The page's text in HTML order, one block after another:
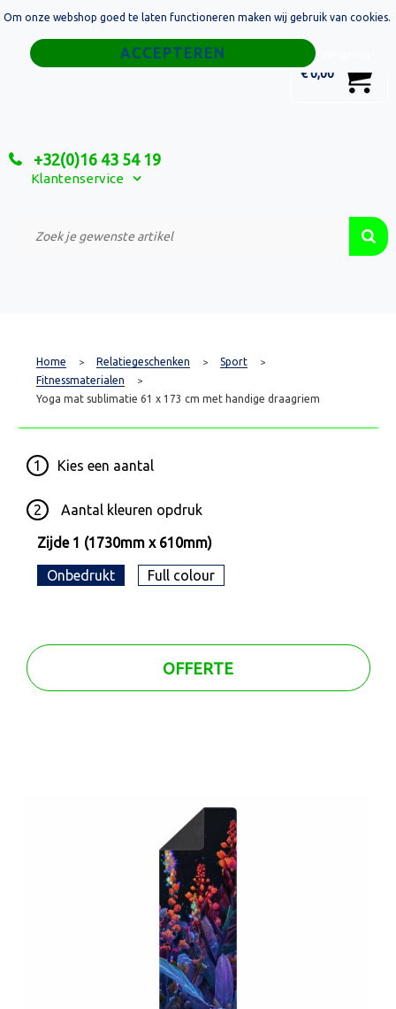
€ 0,00
+32(0)16 43 54 19
Klantenservice
Home
Relatiegeschenken
Custom Made Projecten
Home > Relatiegeschenken > Sport >
Fitnessmaterialen >
Yoga mat sublimatie 61 x 173 cm met handige draagriem
1 Kies een aantal
2 Aantal kleuren opdruk
Zijde 1 (1730mm x 610mm)
Onbedrukt Full colour
OFFERTE
Om onze webshop goed te laten functioneren maken wij gebruik van cookies.